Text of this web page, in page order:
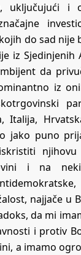
uključujući i
do sad nije
iz Sjedinjenih
da
iz
Italija,
jako puno
i na
najjače u
da mi
i protiv
a imamo